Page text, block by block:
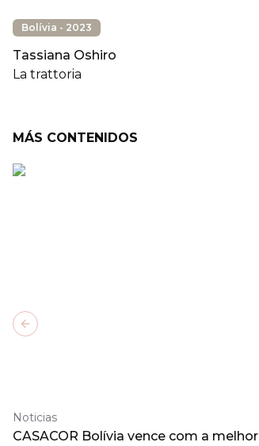
Bolívia - 2023
Tassiana Oshiro
La trattoria
MÁS CONTENIDOS
Noticias
CASACOR Bolívia vence com a melhor
Previous slide